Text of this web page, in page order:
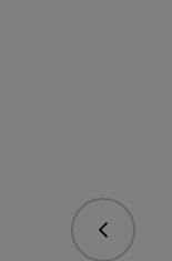
Poprzedni